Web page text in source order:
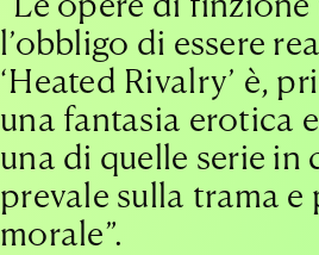
l’obbligo di essere
‘Heated Rivalry’ è,
una fantasia erotica
una di quelle serie in
prevale sulla trama e
morale”.